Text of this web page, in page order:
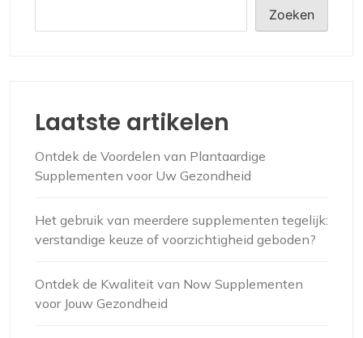
Zoeken
Laatste artikelen
Ontdek de Voordelen van Plantaardige
Supplementen voor Uw Gezondheid
Het gebruik van meerdere supplementen tegelijk:
verstandige keuze of voorzichtigheid geboden?
Ontdek de Kwaliteit van Now Supplementen
voor Jouw Gezondheid